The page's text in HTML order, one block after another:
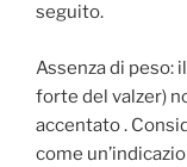
seguito.
Assenza di
forte del valzer)
accentato .
come